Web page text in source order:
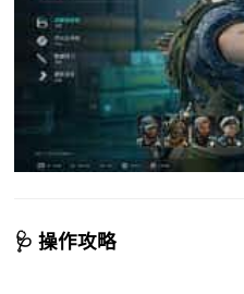
🩺 操作攻略